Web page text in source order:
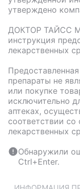
утверждено
ДОКТОР ТАЙСС
инструкция
лекарственных
препараты не
или покупке
исключительно
аптеках,
соответствии
лекарственных
Обнаружили
Ctrl+Enter.